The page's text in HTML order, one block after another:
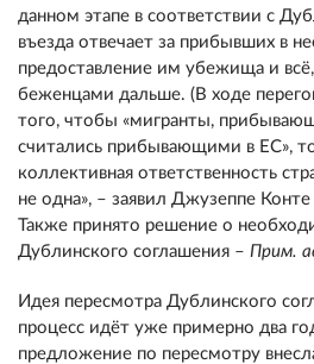
данном этапе в соответствии с
въезда отвечает за прибывших в
предоставление им убежища и
беженцами дальше. (В ходе
того, чтобы «мигранты,
считались прибывающими в ЕС»,
коллективная ответственность
не одна», – заявил Джузеппе
Также принято решение о
Дублинского соглашения – Прим.
Идея пересмотра Дублинского
процесс идёт уже примерно два
предложение по пересмотру